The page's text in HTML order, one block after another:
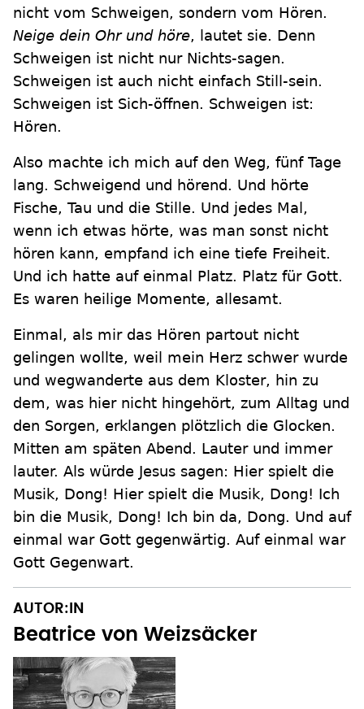
nicht vom Schweigen, sondern vom Hören.
Neige dein Ohr und höre, lautet sie. Denn
Schweigen ist nicht nur Nichts-sagen.
Schweigen ist auch nicht einfach Still-sein.
Schweigen ist Sich-öffnen. Schweigen ist:
Hören.
Also machte ich mich auf den Weg, fünf Tage
lang. Schweigend und hörend. Und hörte
Fische, Tau und die Stille. Und jedes Mal,
wenn ich etwas hörte, was man sonst nicht
hören kann, empfand ich eine tiefe Freiheit.
Und ich hatte auf einmal Platz. Platz für Gott.
Es waren heilige Momente, allesamt.
Einmal, als mir das Hören partout nicht
gelingen wollte, weil mein Herz schwer wurde
und wegwanderte aus dem Kloster, hin zu
dem, was hier nicht hingehört, zum Alltag und
den Sorgen, erklangen plötzlich die Glocken.
Mitten am späten Abend. Lauter und immer
lauter. Als würde Jesus sagen: Hier spielt die
Musik, Dong! Hier spielt die Musik, Dong! Ich
bin die Musik, Dong! Ich bin da, Dong. Und auf
einmal war Gott gegenwärtig. Auf einmal war
Gott Gegenwart.
AUTOR:IN
Beatrice von Weizsäcker